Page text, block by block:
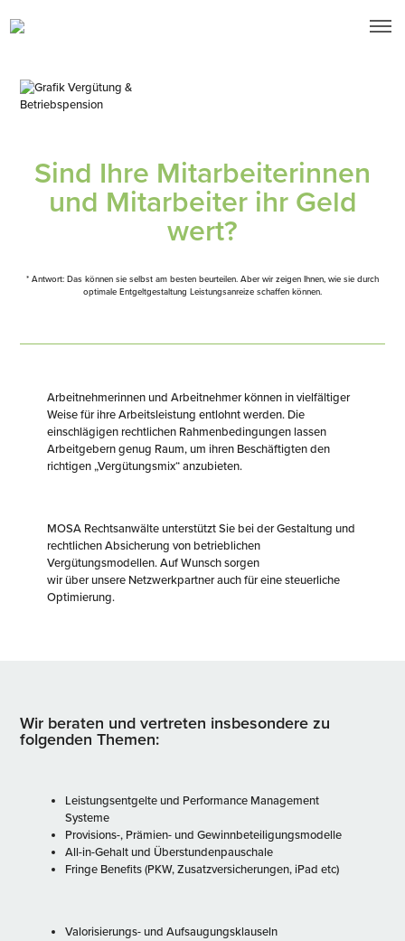
Vergütung & Betriebspension
Sind Ihre Mitarbeiterinnen
und Mitarbeiter ihr Geld
wert?
* Antwort: Das können sie selbst am besten beurteilen. Aber wir zeigen Ihnen, wie sie durch
optimale Entgeltgestaltung Leistungsanreize schaffen können.
Arbeitnehmerinnen und Arbeitnehmer können in vielfältiger
Weise für ihre Arbeitsleistung entlohnt werden. Die
einschlägigen rechtlichen Rahmenbedingungen lassen
Arbeitgebern genug Raum, um ihren Beschäftigten den
richtigen „Vergütungsmix“ anzubieten.
MOSA Rechtsanwälte unterstützt Sie bei der Gestaltung und
rechtlichen Absicherung von betrieblichen
Vergütungsmodellen. Auf Wunsch sorgen
wir über unsere Netzwerkpartner auch für eine steuerliche
Optimierung.
Wir beraten und vertreten insbesondere zu
folgenden Themen:
Leistungsentgelte und Performance Management
Systeme
Provisions-, Prämien- und Gewinnbeteiligungsmodelle
All-in-Gehalt und Überstundenpauschale
Fringe Benefits (PKW, Zusatzversicherungen, iPad etc)
Valorisierungs- und Aufsaugungsklauseln